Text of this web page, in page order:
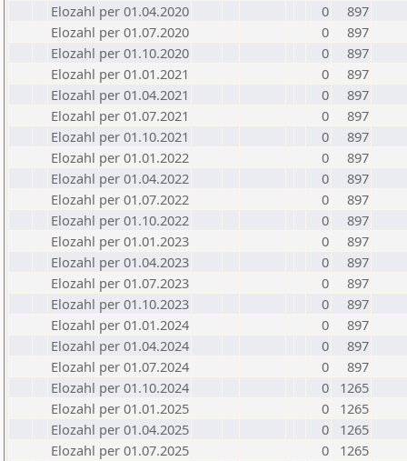
Elozahl per 01.04.2020
0
897
Elozahl per 01.07.2020
0
897
Elozahl per 01.10.2020
0
897
Elozahl per 01.01.2021
0
897
Elozahl per 01.04.2021
0
897
Elozahl per 01.07.2021
0
897
Elozahl per 01.10.2021
0
897
Elozahl per 01.01.2022
0
897
Elozahl per 01.04.2022
0
897
Elozahl per 01.07.2022
0
897
Elozahl per 01.10.2022
0
897
Elozahl per 01.01.2023
0
897
Elozahl per 01.04.2023
0
897
Elozahl per 01.07.2023
0
897
Elozahl per 01.10.2023
0
897
Elozahl per 01.01.2024
0
897
Elozahl per 01.04.2024
0
897
Elozahl per 01.07.2024
0
897
Elozahl per 01.10.2024
0
1265
Elozahl per 01.01.2025
0
1265
Elozahl per 01.04.2025
0
1265
Elozahl per 01.07.2025
0
1265